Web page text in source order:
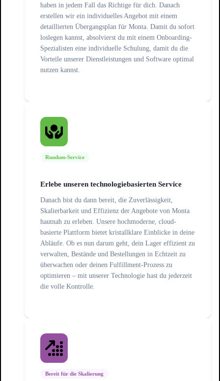
haben in jedem Fall das Richtige für dich. Danach
erstellen wir ein individuelles Angebot mit einem
detaillierten Übergangsplan für Monta. Damit du sofort
loslegen kannst, absolvierst du mit einem Onboarding-
Spezialisten eine individuelle Schulung, damit du die
Vorteile unserer Dienstleistungen und Software optimal
nutzen kannst.
Rundum-Service
Erlebe unseren technologiebasierten Service
Danach bist du dann bereit, die Zuverlässigkeit,
Skalierbarkeit und Effizienz der Angebote von Monta
hautnah zu erleben. Unsere hochmoderne, cloud-
basierte Plattform bietet kristallklare Einblicke in deine
Abläufe. Ob es nun darum geht, dein Lager effizient zu
verwalten, Bestände und Bestellungen in Echtzeit zu
überwachen oder deinen Fulfillment-Prozess zu
optimieren – mit unserer Technologie hast du jederzeit
die volle Kontrolle.
Bereit für die Skalierung